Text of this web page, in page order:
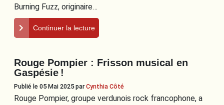
Burning Fuzz, originaire…
Continuer la lecture
Rouge Pompier : Frisson musical en
Gaspésie !
Publié le 05 Mai 2025parCynthia Côté
Rouge Pompier, groupe verdunois rock francophone, a